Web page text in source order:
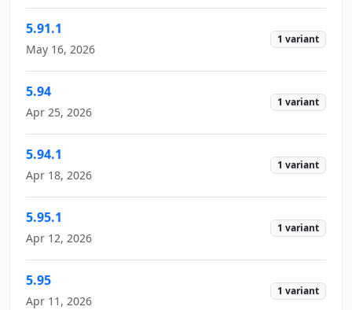
5.91.1
May 16, 2026
1 variant
5.94
Apr 25, 2026
1 variant
5.94.1
Apr 18, 2026
1 variant
5.95.1
Apr 12, 2026
1 variant
5.95
Apr 11, 2026
1 variant